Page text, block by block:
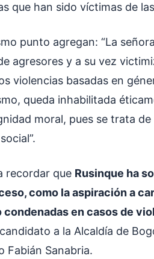
que han sido víctimas de
punto agregan: “La
agresores y a su vez
violencias basadas en
queda inhabilitada
moral, pues se trata
recordar que Rusinque ha
como la aspiración a
condenadas en casos de
a la Alcaldía de
Fabián Sanabria.